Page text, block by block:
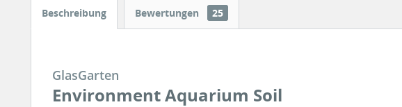
Beschreibung Bewertungen 25
GlasGarten
Environment Aquarium Soil